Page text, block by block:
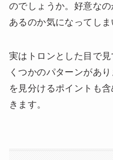
のでしょうか。好意な
あるのか気になってしま
実はトロンとした目で
くつかのパターンがあ
を見分けるポイントも
きます。